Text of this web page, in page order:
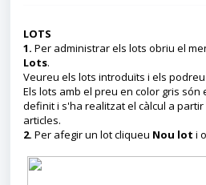
LOTS
1. Per administrar els lots obriu el
Lots.
Veureu els lots introduïts i els
Els lots amb el preu en color gris
definit i s'ha realitzat el càlcul a
articles.
2. Per afegir un lot cliqueu Nou lot i